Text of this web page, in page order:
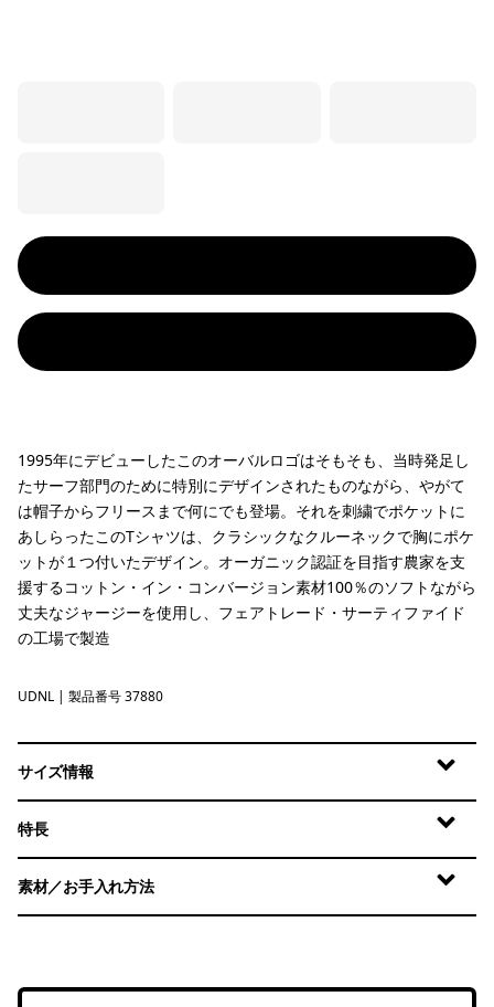
1995年にデビューしたこのオーバルロゴはそもそも、当時発足し
たサーフ部門のために特別にデザインされたものながら、やがて
は帽子からフリースまで何にでも登場。それを刺繍でポケットに
あしらったこのTシャツは、クラシックなクルーネックで胸にポケ
ットが１つ付いたデザイン。オーガニック認証を目指す農家を支
援するコットン・イン・コンバージョン素材100％のソフトながら
丈夫なジャージーを使用し、フェアトレード・サーティファイド
の工場で製造
Undyed Natural
UDNL | 製品番号 37880
サイズ情報
特長
素材／お手入れ方法